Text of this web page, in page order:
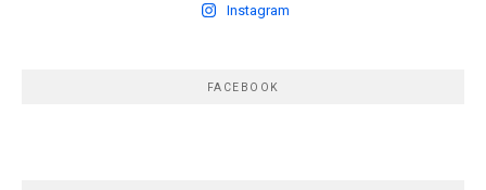
Instagram
FACEBOOK